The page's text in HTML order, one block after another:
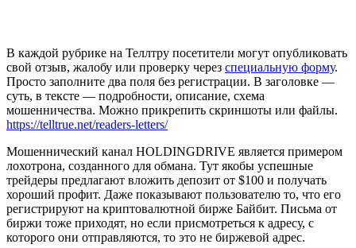
В каждой рубрике на Теллтру посетители могут опубликовать
свой отзыв, жалобу или проверку через специальную форму.
Просто заполните два поля без регистрации. В заголовке —
суть, в тексте — подробности, описание, схема
мошенничества. Можно прикрепить скриншоты или файлы.
https://telltrue.net/readers-letters/
Мошеннический канал HOLDINGDRIVE является примером
лохотрона, созданного для обмана. Тут якобы успешные
трейдеры предлагают вложить депозит от $100 и получать
хороший профит. Даже показывают пользователю то, что его
регистрируют на криптовалютной бирже Байбит. Письма от
биржи тоже приходят, но если присмотреться к адресу, с
которого они отправляются, то это не биржевой адрес.